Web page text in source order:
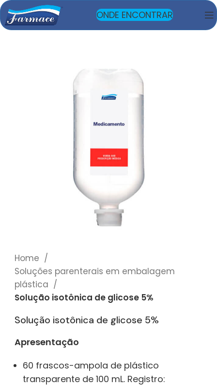
ONDE ENCONTRAR
Home
Soluções parenterais em embalagem
plástica
Solução isotônica de glicose 5%
Solução isotônica de glicose 5%
Apresentação
60 frascos-ampola de plástico
transparente de 100 mL. Registro: